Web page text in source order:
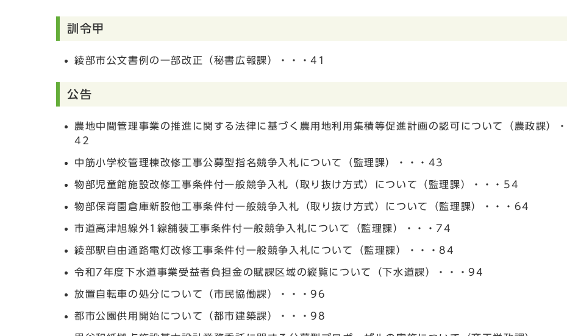
訓令甲
綾部市公文書例の一部改正（秘書広報課）・・・41
公告
農地中間管理事業の推進に関する法律に基づく農用地利用集積等促進計画の認可について（農政課）・
42
中筋小学校管理棟改修工事公募型指名競争入札について（監理課）・・・43
物部児童館施設改修工事条件付一般競争入札（取り抜け方式）について（監理課）・・・54
物部保育園倉庫新設他工事条件付一般競争入札（取り抜け方式）について（監理課）・・・64
市道高津旭線外1線舗装工事条件付一般競争入札について（監理課）・・・74
綾部駅自由通路電灯改修工事条件付一般競争入札について（監理課）・・・84
令和7年度下水道事業受益者負担金の賦課区域の縦覧について（下水道課）・・・94
放置自転車の処分について（市民協働課）・・・96
都市公園供用開始について（都市建築課）・・・98